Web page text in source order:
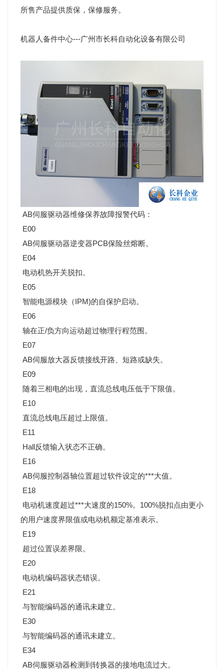
所售产品提供质保，保修服务。
机器人备件中心---广州市长科自动化设备有限公司
AB伺服驱动器维修保养故障报警代码：
E00
AB伺服驱动器逆变器PCB保险丝熔断。
E04
电动机热开关脱扣。
E05
智能电源模块（IPM)的自保护启动。
E06
轴在正/负方向运动超过物理行程范围。
E07
AB伺服放大器反馈接线开路、短路或缺失。
E09
随着三相电的出现，直流总线电压低于下限值。
E10
直流总线电压超过上限值。
E11
Hall反馈输入状态不正确。
E16
AB伺服控制器轴位置超过软件设定的***大值。
E18
电动机速度超过***大速度的150%。100%脱扣点由更小
的用户速度界限值或电动机额定基准表示。
E19
超过位置误差界限。
E20
电动机编码器状态错误。
E21
与智能编码器的通讯未建立。
E30
与智能编码器的通讯未建立。
E34
AB伺服驱动器检测到转换器的接地电流过大。